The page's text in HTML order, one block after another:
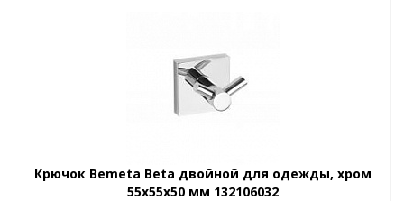
Крючок Bemeta Beta двойной для одежды, хром
55x55x50 мм 132106032